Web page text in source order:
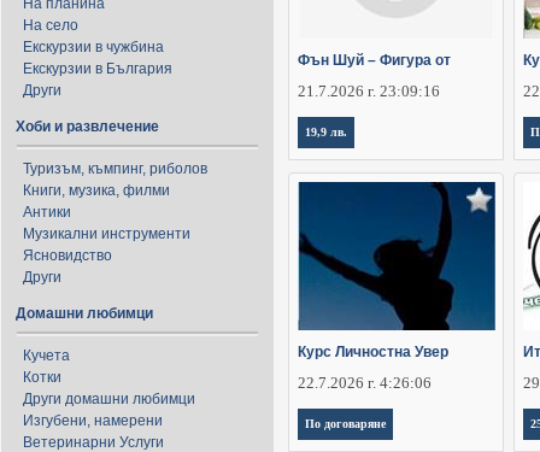
На планина
На село
Екскурзии в чужбина
Екскурзии в България
Други
Хоби и развлечение
Туризъм, къмпинг, риболов
Книги, музика, филми
Антики
Музикални инструменти
Ясновидство
Други
Домашни любимци
Кучета
Котки
Други домашни любимци
Изгубени, намерени
Ветеринарни Услуги
Фън Шуй – Фигура от
21.7.2026 г. 23:09:16
19,9 лв.
Курс Личностна Увер
22.7.2026 г. 4:26:06
По договаряне